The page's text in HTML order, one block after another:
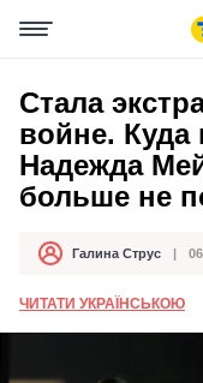
Стала
войне. Куда
Надежда
больше не
АвторГалина Струс
Дата публикации
ЧИТАТИ УКРАЇНСЬКОЮ